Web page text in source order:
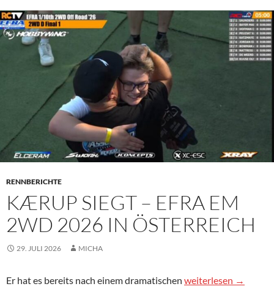
RENNBERICHTE
KÆRUP SIEGT – EFRA EM
2WD 2026 IN ÖSTERREICH
29. JULI 2026 MICHA
Er hat es bereits nach einem dramatischen Kærup siegt – EFRA
weiterlesen →